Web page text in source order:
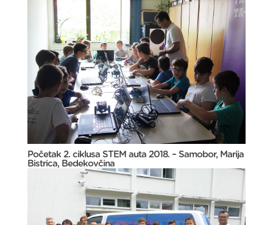
Početak 2. ciklusa STEM auta 2018. – Samobor, Marija
Bistrica, Bedekovčina